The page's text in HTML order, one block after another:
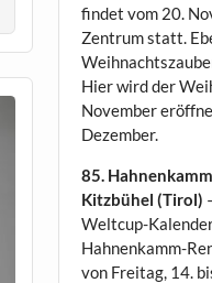
findet vom 20.
Zentrum statt.
Hier wird der
November
Dezember.
85.
Kitzbühel (Tirol)
Weltcup-
Hahnenkamm-
von Freitag, 14.